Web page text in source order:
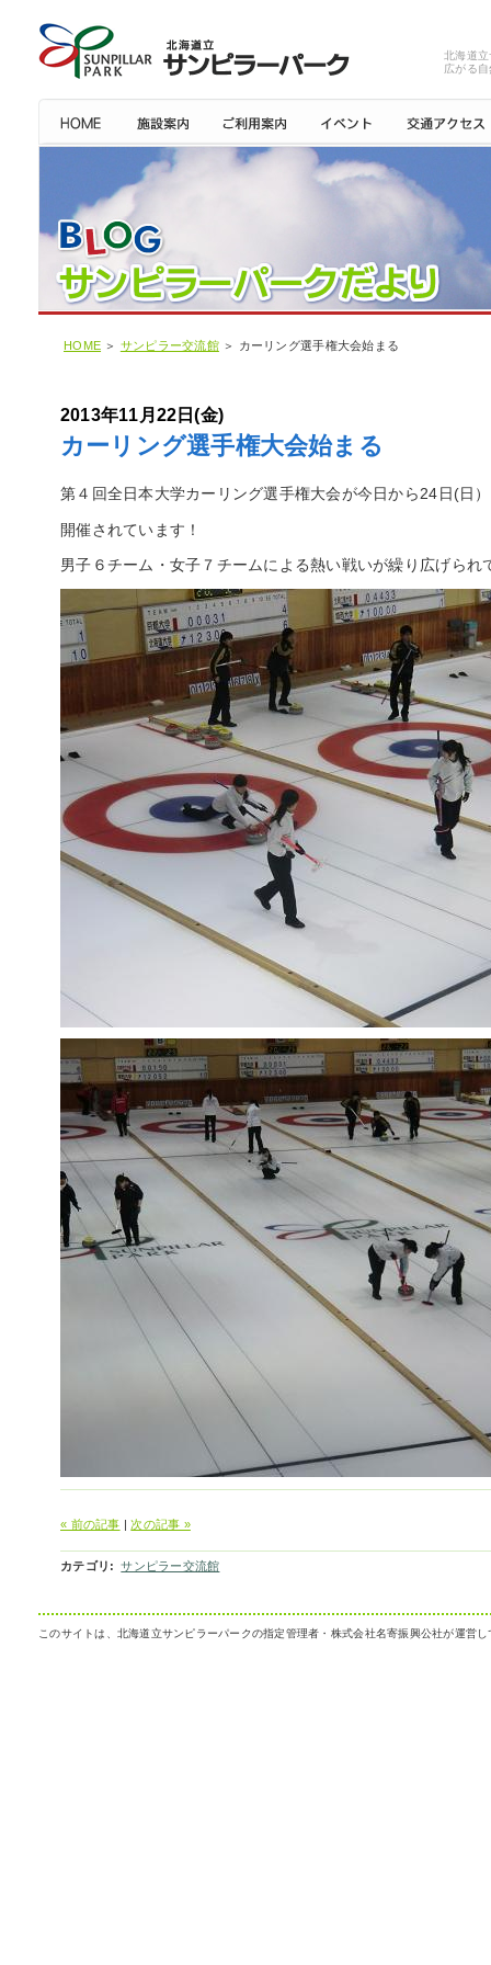
北海道
広がる
HOME ＞ サンピラー交流館＞ カーリング選手権大会始まる
2013年11月22日(金)
カーリング選手権大会始まる
第４回全日本大学カーリング選手権大会が今日から24日(日
開催されています！
男子６チーム・女子７チームによる熱い戦いが繰り広げられ
« 前の記事 |次の記事 »
カテゴリ : サンピラー交流館
このサイトは、北海道立サンピラーパークの指定管理者・株式会社名寄振興公社が運営